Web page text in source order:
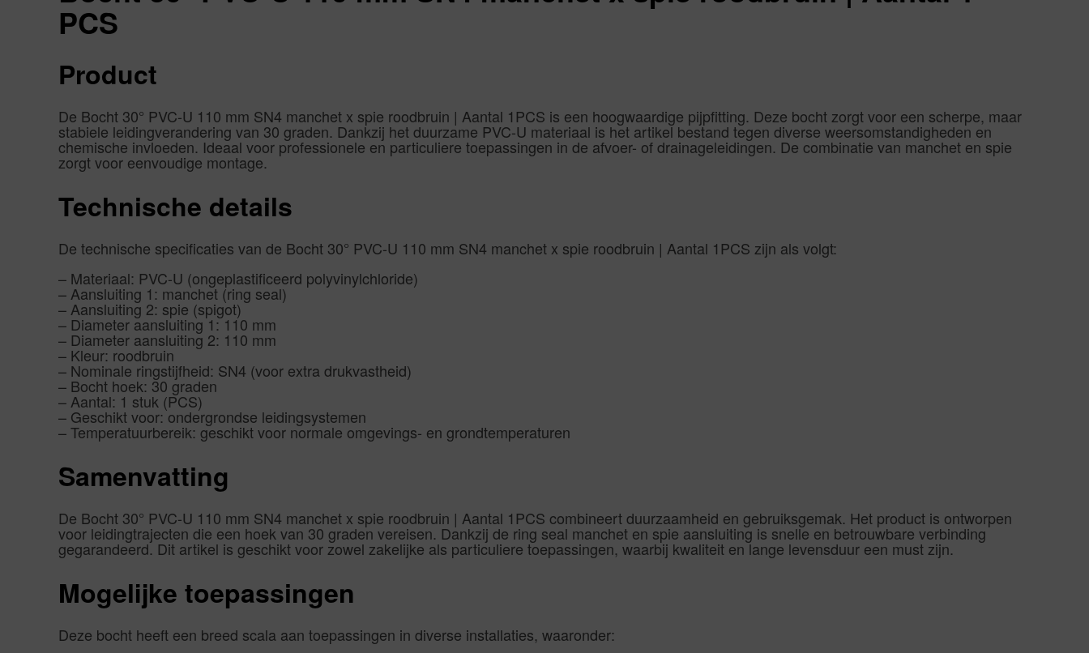
PCS
Product
De Bocht 30° PVC-U 110 mm SN4 manchet x spie roodbruin | Aantal 1PCS is een hoogwaardige pijpfitting. Deze bocht zorgt voor een scherpe, maar
stabiele leidingverandering van 30 graden. Dankzij het duurzame PVC-U materiaal is het artikel bestand tegen diverse weersomstandigheden en
chemische invloeden. Ideaal voor professionele en particuliere toepassingen in de afvoer- of drainageleidingen. De combinatie van manchet en spie
zorgt voor eenvoudige montage.
Technische details
De technische specificaties van de Bocht 30° PVC-U 110 mm SN4 manchet x spie roodbruin | Aantal 1PCS zijn als volgt:
– Materiaal: PVC-U (ongeplastificeerd polyvinylchloride)
– Aansluiting 1: manchet (ring seal)
– Aansluiting 2: spie (spigot)
– Diameter aansluiting 1: 110 mm
– Diameter aansluiting 2: 110 mm
– Kleur: roodbruin
– Nominale ringstijfheid: SN4 (voor extra drukvastheid)
– Bocht hoek: 30 graden
– Aantal: 1 stuk (PCS)
– Geschikt voor: ondergrondse leidingsystemen
– Temperatuurbereik: geschikt voor normale omgevings- en grondtemperaturen
Samenvatting
De Bocht 30° PVC-U 110 mm SN4 manchet x spie roodbruin | Aantal 1PCS combineert duurzaamheid en gebruiksgemak. Het product is ontworpen
voor leidingtrajecten die een hoek van 30 graden vereisen. Dankzij de ring seal manchet en spie aansluiting is snelle en betrouwbare verbinding
gegarandeerd. Dit artikel is geschikt voor zowel zakelijke als particuliere toepassingen, waarbij kwaliteit en lange levensduur een must zijn.
Mogelijke toepassingen
Deze bocht heeft een breed scala aan toepassingen in diverse installaties, waaronder: